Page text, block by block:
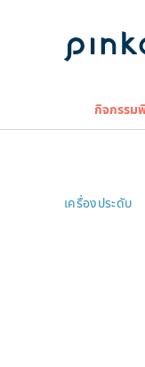
กิจกรรม
เครื่องประดับ